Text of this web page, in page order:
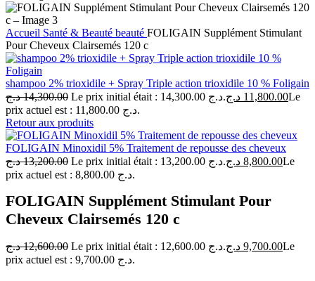
Accueil Santé & Beauté beauté FOLIGAIN Supplément Stimulant
Pour Cheveux Clairsemés 120 c
shampoo 2% trioxidile + Spray Triple action trioxidile 10 % Foligain
14,300.00 د.ج Le prix initial était : 14,300.00 د.ج. 11,800.00 د.ج
Le
prix actuel est : 11,800.00 د.ج.
Retour aux produits
FOLIGAIN Minoxidil 5% Traitement de repousse des cheveux
13,200.00 د.ج Le prix initial était : 13,200.00 د.ج. 8,800.00 د.ج
Le
prix actuel est : 8,800.00 د.ج.
FOLIGAIN Supplément Stimulant Pour
Cheveux Clairsemés 120 c
12,600.00 د.ج Le prix initial était : 12,600.00 د.ج. 9,700.00 د.ج
Le
prix actuel est : 9,700.00 د.ج.